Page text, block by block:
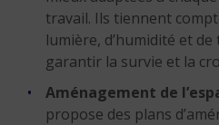
travail. Ils tiennent
lumière, d’humidité et
garantir la survie et la
Aménagement de
propose des plans